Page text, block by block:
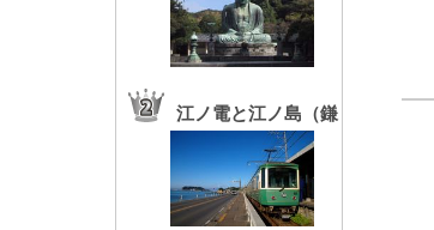
江ノ電と江ノ島（鎌
倉高校前駅）